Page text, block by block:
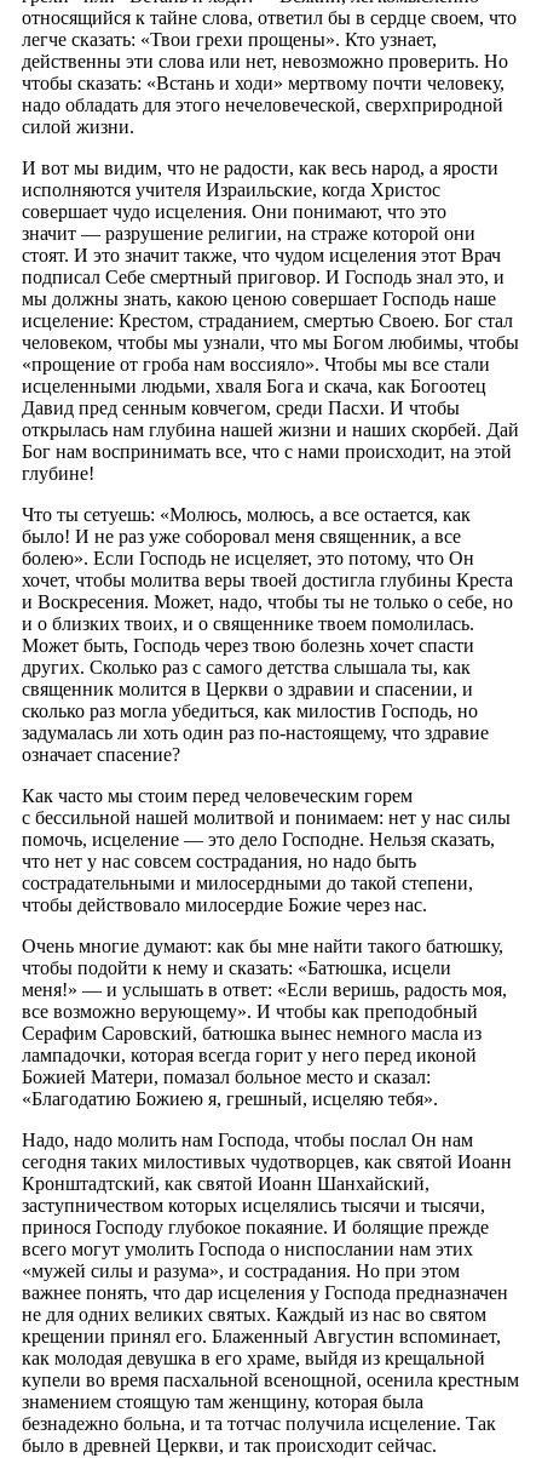
относящийся к тайне слова, ответил бы в сердце своем, что
легче сказать: «Твои грехи прощены». Кто узнает,
действенны эти слова или нет, невозможно проверить. Но
чтобы сказать: «Встань и ходи» мертвому почти человеку,
надо обладать для этого нечеловеческой, сверхприродной
силой жизни.
И вот мы видим, что не радости, как весь народ, а ярости
исполняются учителя Израильские, когда Христос
совершает чудо исцеления. Они понимают, что это
значит — разрушение религии, на страже которой они
стоят. И это значит также, что чудом исцеления этот Врач
подписал Себе смертный приговор. И Господь знал это, и
мы должны знать, какою ценою совершает Господь наше
исцеление: Крестом, страданием, смертью Своею. Бог стал
человеком, чтобы мы узнали, что мы Богом любимы, чтобы
«прощение от гроба нам воссияло». Чтобы мы все стали
исцеленными людьми, хваля Бога и скача, как Богоотец
Давид пред сенным ковчегом, среди Пасхи. И чтобы
открылась нам глубина нашей жизни и наших скорбей. Дай
Бог нам воспринимать все, что с нами происходит, на этой
глубине!
Что ты сетуешь: «Молюсь, молюсь, а все остается, как
было! И не раз уже соборовал меня священник, а все
болею». Если Господь не исцеляет, это потому, что Он
хочет, чтобы молитва веры твоей достигла глубины Креста
и Воскресения. Может, надо, чтобы ты не только о себе, но
и о близких твоих, и о священнике твоем помолилась.
Может быть, Господь через твою болезнь хочет спасти
других. Сколько раз с самого детства слышала ты, как
священник молится в Церкви о здравии и спасении, и
сколько раз могла убедиться, как милостив Господь, но
задумалась ли хоть один раз по-настоящему, что здравие
означает спасение?
Как часто мы стоим перед человеческим горем
с бессильной нашей молитвой и понимаем: нет у нас силы
помочь, исцеление — это дело Господне. Нельзя сказать,
что нет у нас совсем сострадания, но надо быть
сострадательными и милосердными до такой степени,
чтобы действовало милосердие Божие через нас.
Очень многие думают: как бы мне найти такого батюшку,
чтобы подойти к нему и сказать: «Батюшка, исцели
меня!» — и услышать в ответ: «Если веришь, радость моя,
все возможно верующему». И чтобы как преподобный
Серафим Саровский, батюшка вынес немного масла из
лампадочки, которая всегда горит у него перед иконой
Божией Матери, помазал больное место и сказал:
«Благодатию Божиею я, грешный, исцеляю тебя».
Надо, надо молить нам Господа, чтобы послал Он нам
сегодня таких милостивых чудотворцев, как святой Иоанн
Кронштадтский, как святой Иоанн Шанхайский,
заступничеством которых исцелялись тысячи и тысячи,
принося Господу глубокое покаяние. И болящие прежде
всего могут умолить Господа о ниспослании нам этих
«мужей силы и разума», и сострадания. Но при этом
важнее понять, что дар исцеления у Господа предназначен
не для одних великих святых. Каждый из нас во святом
крещении принял его. Блаженный Августин вспоминает,
как молодая девушка в его храме, выйдя из крещальной
купели во время пасхальной всенощной, осенила крестным
знамением стоящую там женщину, которая была
безнадежно больна, и та тотчас получила исцеление. Так
было в древней Церкви, и так происходит сейчас.